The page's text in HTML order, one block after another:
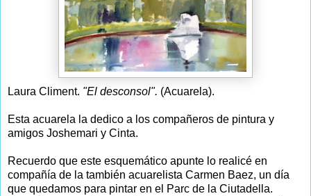
Laura Climent. "El desconsol". (Acuarela).
Esta acuarela la dedico a los compañeros de pintura y
amigos Joshemari y Cinta.
Recuerdo que este esquemático apunte lo realicé en
compañía de la también acuarelista Carmen Baez, un día
que quedamos para pintar en el Parc de la Ciutadella.